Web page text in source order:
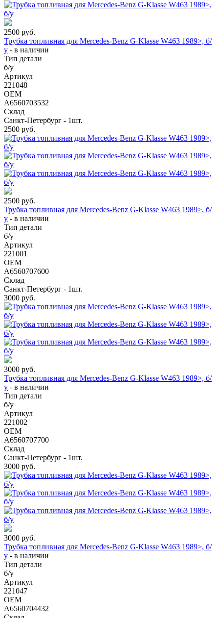
2500 руб.
Трубка топливная для Mercedes-Benz G-Klasse W463 1989>, б/
у - в наличии
Тип детали
б/у
Артикул
221048
OEM
A6560703532
Склад
Санкт-Петербург - 1шт.
2500 руб.
2500 руб.
Трубка топливная для Mercedes-Benz G-Klasse W463 1989>, б/
у - в наличии
Тип детали
б/у
Артикул
221001
OEM
A6560707600
Склад
Санкт-Петербург - 1шт.
3000 руб.
3000 руб.
Трубка топливная для Mercedes-Benz G-Klasse W463 1989>, б/
у - в наличии
Тип детали
б/у
Артикул
221002
OEM
A6560707700
Склад
Санкт-Петербург - 1шт.
3000 руб.
3000 руб.
Трубка топливная для Mercedes-Benz G-Klasse W463 1989>, б/
у - в наличии
Тип детали
б/у
Артикул
221047
OEM
A6560704432